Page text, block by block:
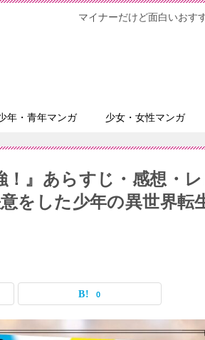
マイナーだけど面白いおす
年・青年マンガ 少女・女性マンガ
！』あらすじ・感想・
をした少年の異世界転
0